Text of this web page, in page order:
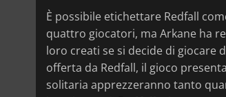
È possibile etichettare Redfall
quattro giocatori, ma Arkane ha
loro creati se si decide di giocare
offerta da Redfall, il gioco
solitaria apprezzeranno tanto